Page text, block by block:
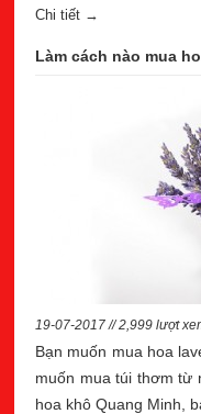
Chi tiết →
Làm cách nào mua
19-07-2017 // 2,999 lượt
Bạn muốn mua hoa
muốn mua túi thơm từ
hoa khô Quang Minh,